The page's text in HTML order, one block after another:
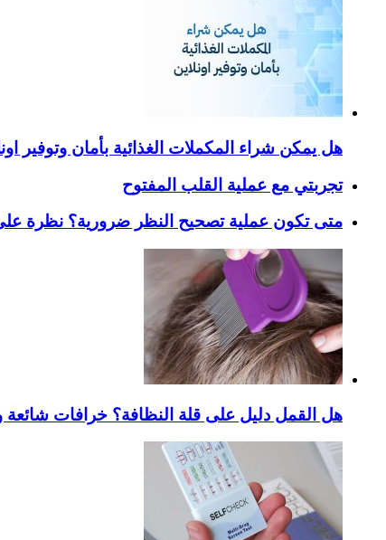
هل يمكن شراء المكملات الغذائية بأمان وتوفير
تجربتي مع عملية القلب المفتوح
متى تكون عملية تصحيح النظر ضرورية؟ نظرة
هل القمل دليل على قلة النظافة؟ خرافات شائعة